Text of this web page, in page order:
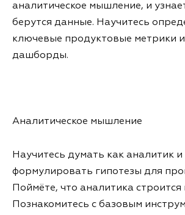
аналитическое мышление, и
берутся данные. Научитесь
ключевые продуктовые метрики
дашборды.
Аналитическое мышление
Научитесь думать как аналитик и
формулировать гипотезы для
Поймёте, что аналитика строится
Познакомитесь с базовым